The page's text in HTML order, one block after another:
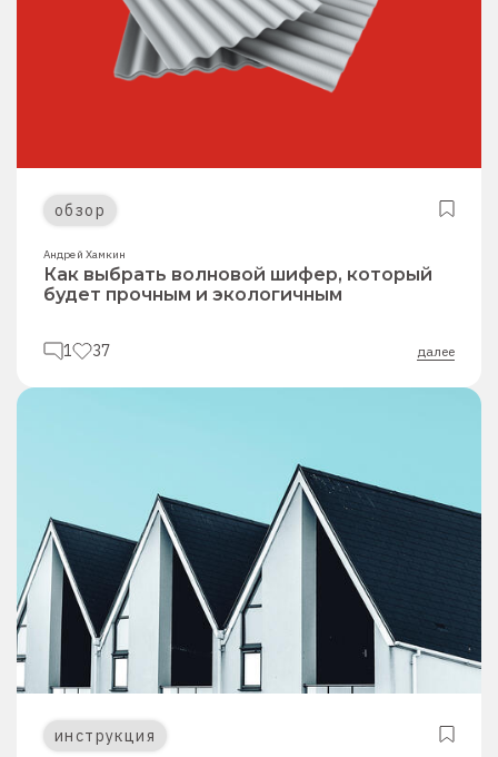
обзор
Андрей Хамкин
Как выбрать волновой шифер, который
будет прочным и экологичным
1 37 далее
инструкция